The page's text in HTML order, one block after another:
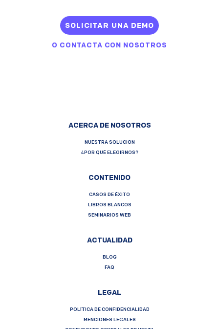
SOLICITAR UNA DEMO
O CONTACTA CON NOSOTROS
ACERCA DE NOSOTROS
NUESTRA SOLUCIÓN
¿POR QUÉ ELEGIRNOS?
CONTENIDO
CASOS DE ÉXITO
LIBROS BLANCOS
SEMINARIOS WEB
ACTUALIDAD
BLOG
FAQ
LEGAL
POLÍTICA DE CONFIDENCIALIDAD
MENCIONES LEGALES